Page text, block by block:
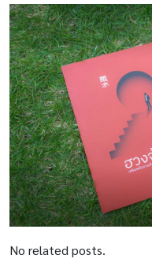
No related posts.